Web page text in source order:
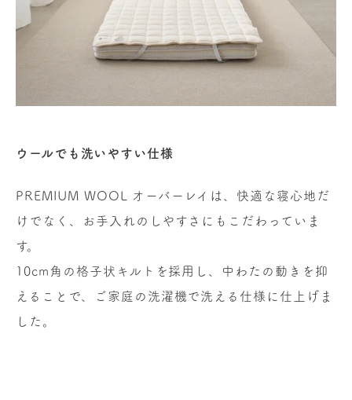
ウールでも洗いやすい仕様
PREMIUM WOOL オーバーレイは、快適な寝心地だ
けでなく、お手入れのしやすさにもこだわっていま
す。
10cm角の格子状キルトを採用し、中わたの動きを抑
えることで、ご家庭の洗濯機で洗える仕様に仕上げま
した。